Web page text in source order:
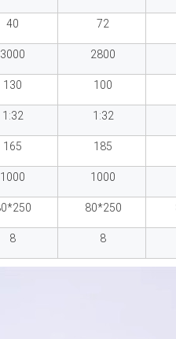
72
40
2800
3000
100
130
1:32
1:32
185
165
1000
1000
250*80
250*80
8
8